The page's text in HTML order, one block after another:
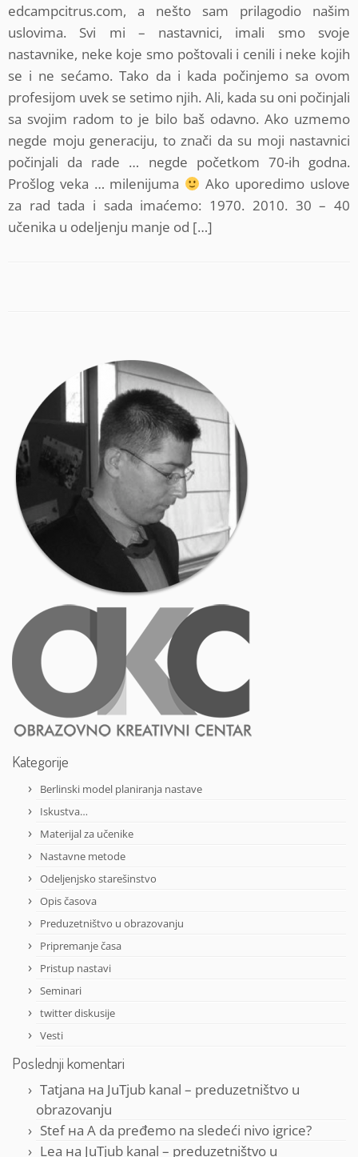
edcampcitrus.com, a nešto sam prilagodio našim
uslovima. Svi mi – nastavnici, imali smo svoje
nastavnike, neke koje smo poštovali i cenili i neke kojih
se i ne sećamo. Tako da i kada počinjemo sa ovom
profesijom uvek se setimo njih. Ali, kada su oni počinjali
sa svojim radom to je bilo baš odavno. Ako uzmemo
negde moju generaciju, to znači da su moji nastavnici
počinjali da rade … negde početkom 70-ih godna.
Prošlog veka … milenijuma
Ako uporedimo uslove
za rad tada i sada imaćemo: 1970. 2010. 30 – 40
učenika u odeljenju manje od […]
Kategorije
Berlinski model planiranja nastave
Iskustva…
Materijal za učenike
Nastavne metode
Odeljenjsko starešinstvo
Opis časova
Preduzetništvo u obrazovanju
Pripremanje časa
Pristup nastavi
Seminari
twitter diskusije
Vesti
Poslednji komentari
Tatjana на JuTjub kanal – preduzetništvo u
obrazovanju
Stefна A da pređemo na sledeći nivo igrice?
Lea на JuTjub kanal – preduzetništvo u